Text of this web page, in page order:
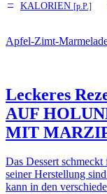
KALORIEN [p.P.]
Apfel-Zimt-
Leckeres
AUF
MIT
Das Dessert
seiner Herstellung
kann in den